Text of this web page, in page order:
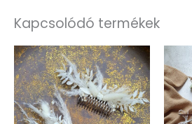
Kapcsolódó termékek
Ennek
a
terméknek
több
variációja